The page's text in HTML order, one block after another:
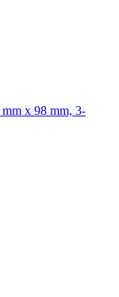
x 98 mm, 3-